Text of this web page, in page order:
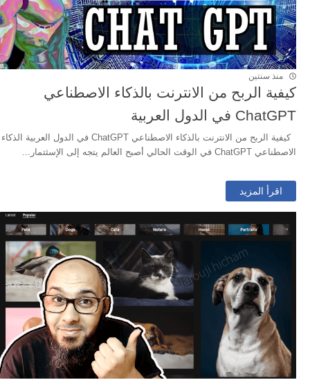
منذ سنتين
كيفية الربح من الانترنت بالذكاء الاصطناعي
ChatGPT في الدول العربية
كيفية الربح من الانترنت بالذكاء الاصطناعي ChatGPT في الدول العربية الذكاء
الاصطناعي ChatGPT في الوقت الحالي أصبح العالم يتجه إلى الإسثتمار...
اقرأ المزيد